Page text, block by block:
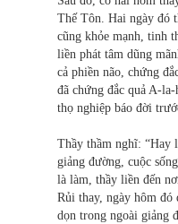
Thế Tôn. Hai ngày đó
cũng khỏe mạnh, tinh
liền phát tâm dũng
cả phiền não, chứng
đã chứng đắc quả A-
thọ nghiệp báo đời
Thầy thầm nghĩ: “Hay
giảng đường, cuộc
là làm, thầy liền đến
Rủi thay, ngày hôm đó
dọn trong ngoài giảng